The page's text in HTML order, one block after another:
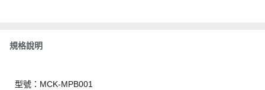
規格說明
型號：MCK-MPB001